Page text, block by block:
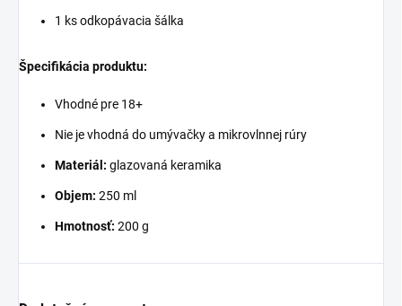
1 ks odkopávacia šálka
Špecifikácia produktu:
Vhodné pre 18+
Nie je vhodná do umývačky a mikrovlnnej rúry
Materiál: glazovaná keramika
Objem: 250 ml
Hmotnosť: 200 g